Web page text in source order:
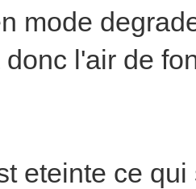
mode
donc l'air de
eteinte ce